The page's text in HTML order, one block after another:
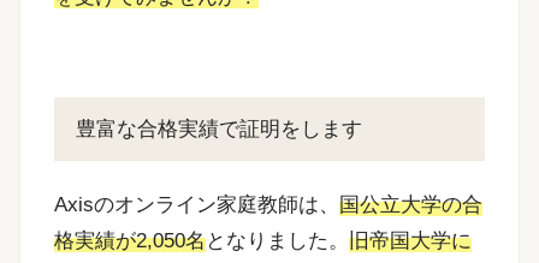
豊富な合格実績で証明をします
Axisのオンライン家庭教師は、国公立大学の合
格実績が2,050名となりました。旧帝国大学に